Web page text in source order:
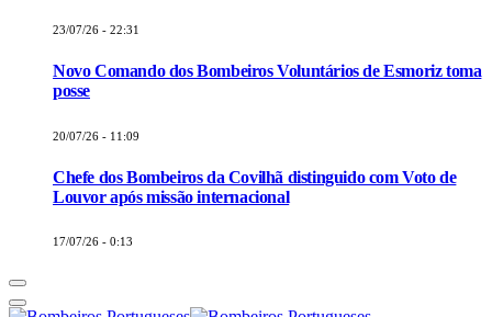
23/07/26 - 22:31
Novo Comando dos Bombeiros Voluntários de Esmoriz toma
posse
20/07/26 - 11:09
Chefe dos Bombeiros da Covilhã distinguido com Voto de
Louvor após missão internacional
17/07/26 - 0:13